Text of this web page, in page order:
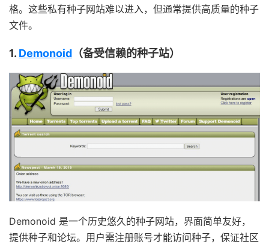
格。这些私有种子网站难以进入，但通常提供高质量的种子
文件。
1. Demonoid （备受信赖的种子站）
Demonoid 是一个历史悠久的种子网站，界面简单友好，
提供种子和论坛。用户需注册账号才能访问种子，保证社区